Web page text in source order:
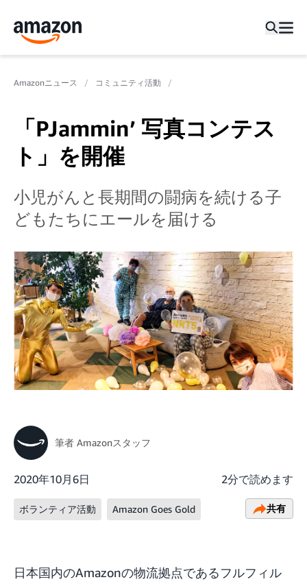
Amazonニュース コミュニティ活動
「PJammin’ 写真コンテス
ト」を開催
小児がんと長期間の闘病を続ける子
どもたちにエールを届ける
筆者 Amazonスタッフ
2020年10月6日 2分で読めます
ボランティア活動 Amazon Goes Gold 共有
日本国内のAmazonの物流拠点であるフルフィル